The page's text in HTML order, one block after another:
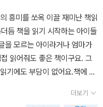
흥미를 쏘옥 이끌 재미난 책읽
듬 책을 읽기 시작하는 아이들
을 모르는 아이라거나 엄마가
읽어줘도 좋은 책이구요. 그
기에도 부담이 없어요.책에 나
라 하네요. 그런데도 요즘 읽
더보기